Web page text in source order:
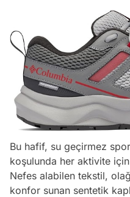
Bu hafif, su geçirmez
koşulunda her aktivite
Nefes alabilen tekstil,
konfor sunan sentetik